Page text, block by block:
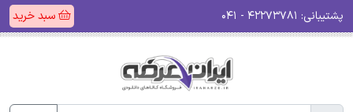
پشتیبانی: سبد خرید